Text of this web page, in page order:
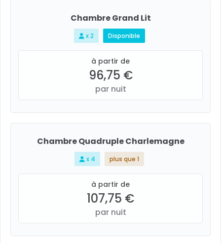
Chambre Grand Lit
x 2 Disponible
à partir de
96,75 €
par nuit
Chambre Quadruple Charlemagne
x 4 plus que 1
à partir de
107,75 €
par nuit